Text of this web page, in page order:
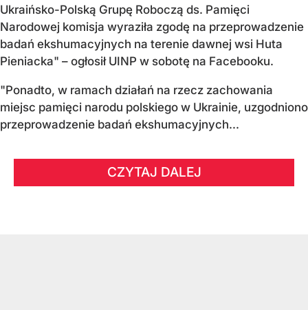
Ukraińsko-Polską Grupę Roboczą ds. Pamięci
Narodowej komisja wyraziła zgodę na przeprowadzenie
badań ekshumacyjnych na terenie dawnej wsi Huta
Pieniacka" – ogłosił UINP w sobotę na Facebooku.
"Ponadto, w ramach działań na rzecz zachowania
miejsc pamięci narodu polskiego w Ukrainie, uzgodniono
przeprowadzenie badań ekshumacyjnych...
CZYTAJ DALEJ